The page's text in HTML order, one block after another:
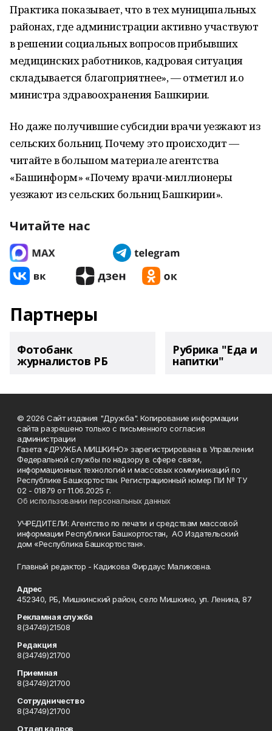
Практика показывает, что в тех муниципальных
районах, где администрации активно участвуют
в решении социальных вопросов прибывших
медицинских работников, кадровая ситуация
складывается благоприятнее», — отметил и.о
министра здравоохранения Башкирии.
Но даже получившие субсидии врачи уезжают из
сельских больниц. Почему это происходит —
читайте в большом материале агентства
«Башинформ» «Почему врачи-миллионеры
уезжают из сельских больниц Башкирии».
Читайте нас
Партнеры
Фотобанк
журналистов РБ
Рубрика "Еда и
напитки"
© 2026 Сайт издания "Дружба". Копирование информации
сайта разрешено только с письменного согласия
администрации
Газета «ДРУЖБА МИШКИНО» зарегистрирована в Управлении
Федеральной службы по надзору в сфере связи,
информационных технологий и массовых коммуникаций по
Республике Башкортостан. Регистрационный номер ПИ № ТУ
02 - 01879 от 11.06.2025 г.
Об использовании персональных данных
УЧРЕДИТЕЛИ: Агентство по печати и средствам массовой
информации Республики Башкортостан, АО Издательский
дом «Республика Башкортостан».
Главный редактор - Кадикова Фирдаус Маликовна.
Адрес
452340, РБ, Мишкинский район, село Мишкино, ул. Ленина, 87
Рекламная служба
8(34749)21508
Редакция
8(34749)21700
Приемная
8(34749)21700
Сотрудничество
8(34749)21700
Отдел кадров